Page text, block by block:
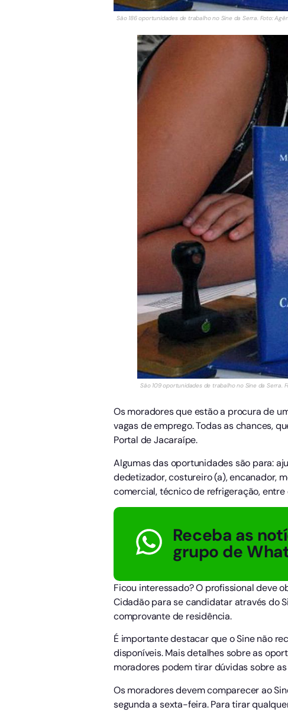
São 186 oportunidades de trabalho no Sine da Serra. Foto:
São 109 oportunidades de trabalho no Sine da Serra.
Os moradores que estão a procura de
vagas de emprego. Todas as chances,
Portal de Jacaraípe.
Algumas das oportunidades são para:
dedetizador, costureiro (a), encanador,
comercial, técnico de refrigeração,
Receba as
grupo de
Ficou interessado? O profissional deve
Cidadão para se candidatar através do
comprovante de residência.
É importante destacar que o Sine não
disponíveis. Mais detalhes sobre as
moradores podem tirar dúvidas sobre
Os moradores devem comparecer ao
segunda a sexta-feira. Para tirar